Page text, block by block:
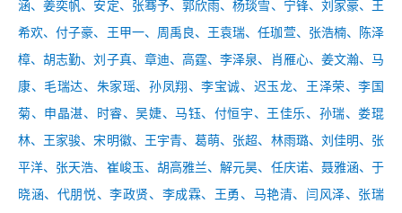
涵、姜奕帆、 安定、 张骞予、 郭欣雨、杨琰雪 、 宁锋、 刘家豪、
王
希欢、付子豪、 王甲一、 周禹良、 王袁瑞、任珈萱、 张浩楠、
陈泽
樟、胡志勤、刘子真、 章迪、 高霆、李泽泉、 肖雁心、 姜文瀚、马
康、 毛瑞达、 朱家瑶、 孙凤翔 、李宝诚、 迟玉龙、 王泽荣 、李国
菊 、 申晶湛、 时睿、吴婕、马钰、 付恒宇 、 王佳乐 、 孙瑞、娄琨
林、 王家骏、 宋明徽、 王宇青、葛萌、 张超、 林雨璐、 刘佳明 、 张
平洋、 张天浩、 崔峻玉 、 胡高雅兰、解元昊、 任庆诺、 聂雅涵、于
晓涵、 代朋悦 、李政贤 、 李成霖、 王勇 、 马艳清、 闫风泽、 张瑞